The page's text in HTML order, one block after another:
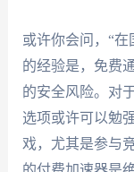
或许你会问，“
的经验是，免费
的安全风险。对
选项或许可以勉
戏，尤其是参与